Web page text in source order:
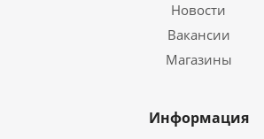
Новости
Вакансии
Магазины
Информация